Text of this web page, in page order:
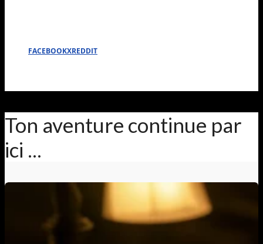
FACEBOOKXREDDIT
Ton aventure continue par
ici ...